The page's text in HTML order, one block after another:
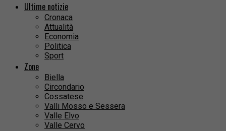
Ultime notizie
Cronaca
Attualità
Economia
Politica
Sport
Zone
Biella
Circondario
Cossatese
Valli Mosso e Sessera
Valle Elvo
Valle Cervo